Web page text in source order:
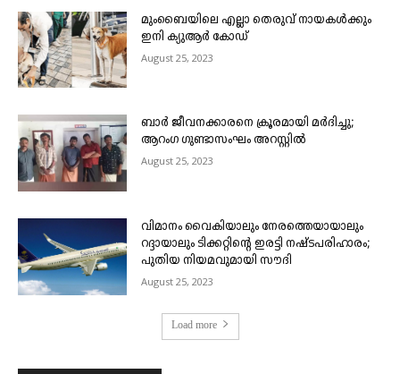
മുംബൈയിലെ എല്ലാ തെരുവ് നായകൾക്കും
ഇനി ക്യുആർ കോഡ്
August 25, 2023
ബാർ ജീവനക്കാരനെ ക്രൂരമായി മർദിച്ചു;
ആറംഗ ഗുണ്ടാസംഘം അറസ്റ്റിൽ
August 25, 2023
വിമാനം വൈകിയാലും നേരത്തെയായാലും
റദ്ദായാലും ടിക്കറ്റിന്റെ ഇരട്ടി നഷ്ടപരിഹാരം;
പുതിയ നിയമവുമായി സൗദി
August 25, 2023
Load more